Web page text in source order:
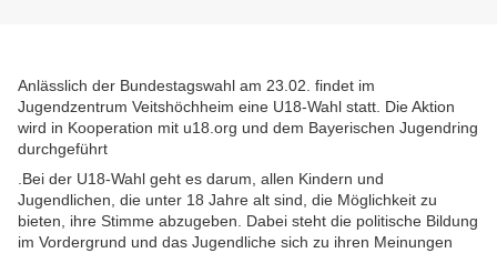
Anlässlich der Bundestagswahl am 23.02. findet im
Jugendzentrum Veitshöchheim eine U18-Wahl statt. Die Aktion
wird in Kooperation mit u18.org und dem Bayerischen Jugendring
durchgeführt
.Bei der U18-Wahl geht es darum, allen Kindern und
Jugendlichen, die unter 18 Jahre alt sind, die Möglichkeit zu
bieten, ihre Stimme abzugeben. Dabei steht die politische Bildung
im Vordergrund und das Jugendliche sich zu ihren Meinungen